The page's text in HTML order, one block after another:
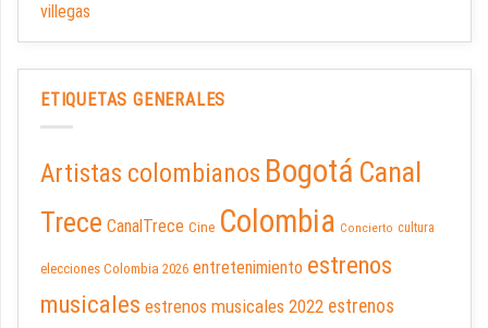
villegas
ETIQUETAS GENERALES
Artistas colombianos Bogotá Canal
Trece CanalTrece Cine Colombia Concierto cultura
elecciones Colombia 2026 entretenimiento estrenos
musicales estrenos musicales 2022 estrenos